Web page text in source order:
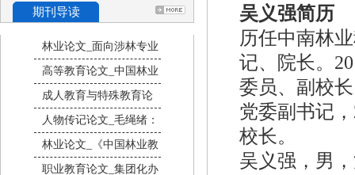
期刊导读
林业论文_面向涉林专业
高等教育论文_中国林业
成人教育与特殊教育论
人物传记论文_毛绳绪：
林业论文_《中国林业教
职业教育论文_集团化办
吴义强简历
历任中南林
记、院长。
委员、副校
党委副书记
校长。
吴义强，男